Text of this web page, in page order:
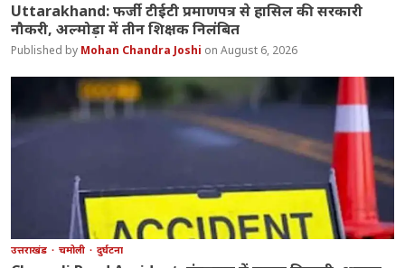
Uttarakhand: फर्जी टीईटी प्रमाणपत्र से हासिल की सरकारी
नौकरी, अल्मोड़ा में तीन शिक्षक निलंबित
Mohan Chandra Joshi August 6, 2026
उत्तराखंड चमोली दुर्घटना